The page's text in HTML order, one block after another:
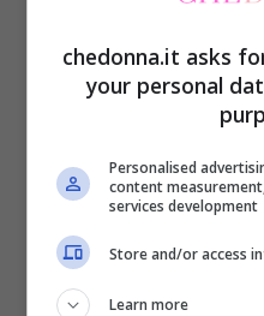
“Ma davvero io non
interessasse così
siete così curiosi
tutto di me: cos’è
chiesto in maniera
tendenze, che di
provocazione.“Io e
iniziato a sentirci
chedonna.it asks
your personal
Personalised
content
services development
Store and/or access
Learn more